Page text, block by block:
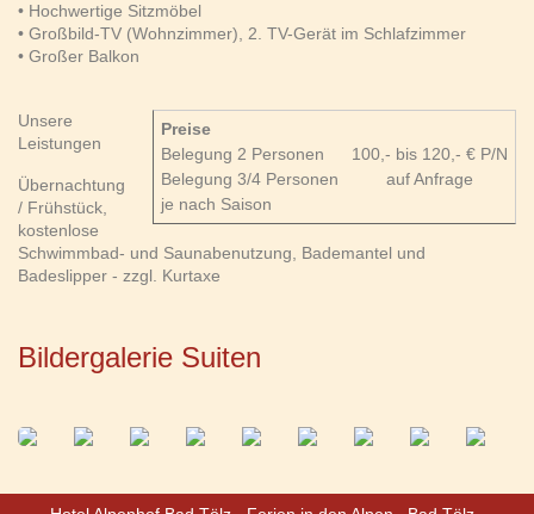
• Hochwertige Sitzmöbel
• Großbild-TV (Wohnzimmer), 2. TV-Gerät im Schlafzimmer
• Großer Balkon
Preise
Belegung 2 Personen
100,- bis 120,- € P/N
Belegung 3/4 Personen
auf Anfrage
je nach Saison
Unsere
Leistungen
Übernachtung
/ Frühstück,
kostenlose
Schwimmbad- und Saunabenutzung, Bademantel und
Badeslipper - zzgl. Kurtaxe
Bildergalerie Suiten